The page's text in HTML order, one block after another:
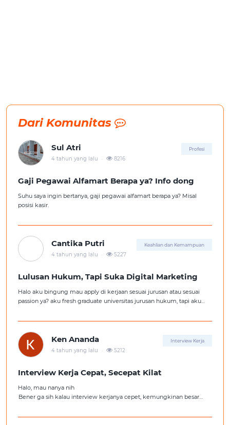
Dari Komunitas
Sul Atri Profesi
4 tahun yang lalu . 8216
Gaji Pegawai Alfamart Berapa ya? Info dong
Suhu saya ingin bertanya, gaji pegawai alfamart berapa ya? Misal
posisi kasir.
Cantika Putri Keahlian dan Kemampuan
4 tahun yang lalu . 5227
Lulusan Hukum, Tapi Suka Digital Marketing
Halo aku bingung mau apply di kerjaan sesuai jurusan atau sesuai
passion ya? aku fresh graduate universitas jurusan hukum, tapi aku
aku ambil kerjaan sesuai jurusan.
Ken Ananda Interview Kerja
4 tahun yang lalu . 5212
Interview Kerja Cepat, Secepat Kilat
Halo, mau nanya nih
Bener ga sih kalau interview kerjanya cepet, kemungkinan besar
Tolong pencerahannya dong kakak-kakak semua, soalnya aku fresh